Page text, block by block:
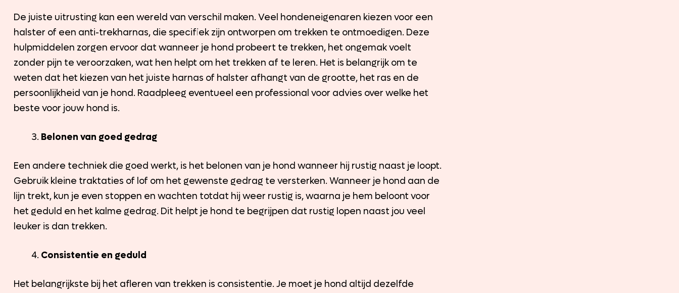
De juiste uitrusting kan een wereld van verschil maken. Veel hondeneigenaren kiezen voor een
halster of een anti-trekharnas, die specifiek zijn ontworpen om trekken te ontmoedigen. Deze
hulpmiddelen zorgen ervoor dat wanneer je hond probeert te trekken, het ongemak voelt
zonder pijn te veroorzaken, wat hen helpt om het trekken af te leren. Het is belangrijk om te
weten dat het kiezen van het juiste harnas of halster afhangt van de grootte, het ras en de
persoonlijkheid van je hond. Raadpleeg eventueel een professional voor advies over welke het
beste voor jouw hond is.
Belonen van goed gedrag
Een andere techniek die goed werkt, is het belonen van je hond wanneer hij rustig naast je loopt.
Gebruik kleine traktaties of lof om het gewenste gedrag te versterken. Wanneer je hond aan de
lijn trekt, kun je even stoppen en wachten totdat hij weer rustig is, waarna je hem beloont voor
het geduld en het kalme gedrag. Dit helpt je hond te begrijpen dat rustig lopen naast jou veel
leuker is dan trekken.
Consistentie en geduld
Het belangrijkste bij het afleren van trekken is consistentie. Je moet je hond altijd dezelfde